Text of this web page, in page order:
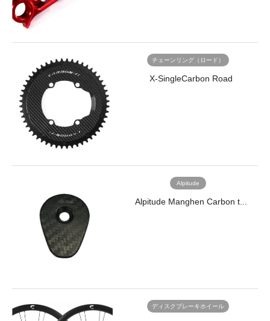
チェーンリング（ロード）
X-SingleCarbon Road
Alpitude
Alpitude Manghen Carbon t...
ディスクブレーキホイール